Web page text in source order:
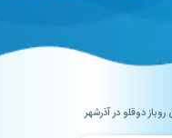
دوقلو در آذرشهر